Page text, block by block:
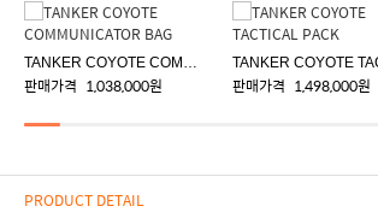
판매가격 1,038,000원 판매가격 1,498,000원
PRODUCT DETAIL